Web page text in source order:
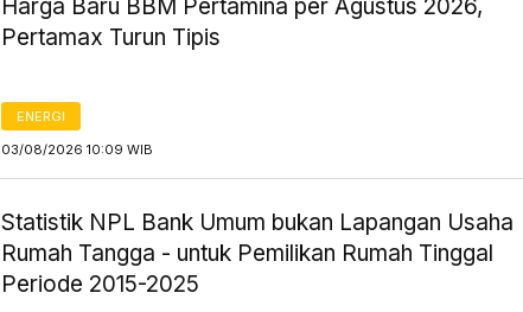
Harga Baru BBM Pertamina per Agustus 2026,
Pertamax Turun Tipis
ENERGI
03/08/2026 10:09 WIB
Statistik NPL Bank Umum bukan Lapangan Usaha
Rumah Tangga - untuk Pemilikan Rumah Tinggal
Periode 2015-2025